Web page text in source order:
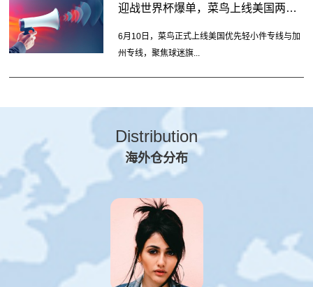
迎战世界杯爆单，菜鸟上线美国两大...
6月10日，菜鸟正式上线美国优先轻小件专线与加
州专线，聚焦球迷旗...
Distribution
海外仓分布